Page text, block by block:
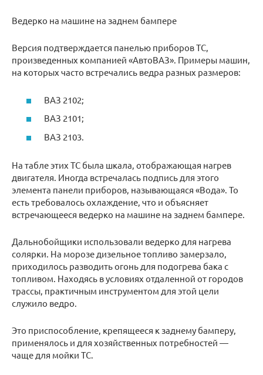
Ведерко на машине на заднем бампере
Версия подтверждается панелью приборов ТС,
произведенных компанией «‎АвтоВАЗ». Примеры машин,
на которых часто встречались ведра разных размеров:
ВАЗ 2102;
ВАЗ 2101;
ВАЗ 2103.
На табле этих ТС была шкала, отображающая нагрев
двигателя. Иногда встречалась подпись для этого
элемента панели приборов, называющаяся «Вода». То
есть требовалось охлаждение, что и объясняет
встречающееся ведерко на машине на заднем бампере.
Дальнобойщики использовали ведерко для нагрева
солярки. На морозе дизельное топливо замерзало,
приходилось разводить огонь для подогрева бака с
топливом. Находясь в условиях отдаленной от городов
трассы, практичным инструментом для этой цели
служило ведро.
Это приспособление, крепящееся к заднему бамперу,
применялось и для хозяйственных потребностей —
чаще для мойки ТС.